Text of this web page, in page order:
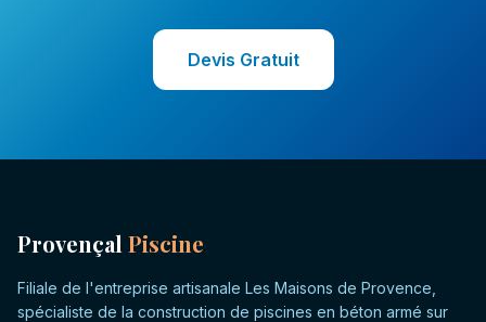
Devis Gratuit
Provençal Piscine
Filiale de l'entreprise artisanale Les Maisons de Provence,
spécialiste de la construction de piscines en béton armé sur